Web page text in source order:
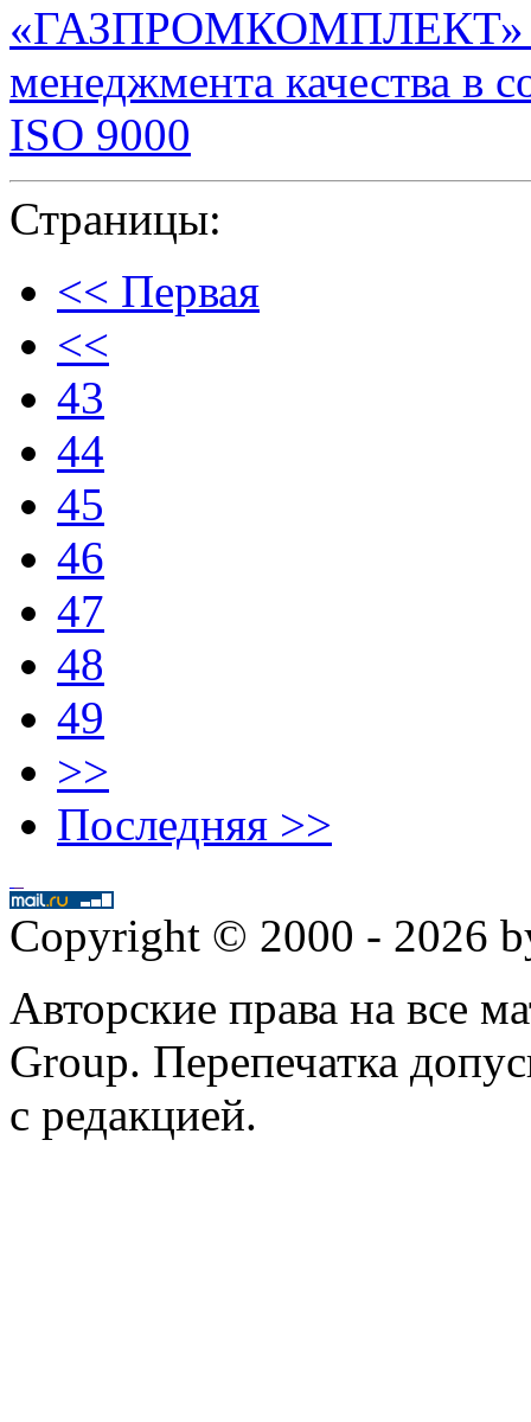
«ГАЗПРОМКОМПЛЕКТ»
менеджмента качества в
ISO 9000
Страницы:
<< Первая
<<
43
44
45
46
47
48
49
>>
Последняя >>
Copyright © 2000 - 2026
Авторские права на все
Group. Перепечатка
с редакцией.